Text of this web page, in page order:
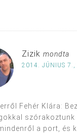
Zizik mondta
2014. JÚNIUS 7.,
Fehér Klára:
szórakoztunk
a port, és